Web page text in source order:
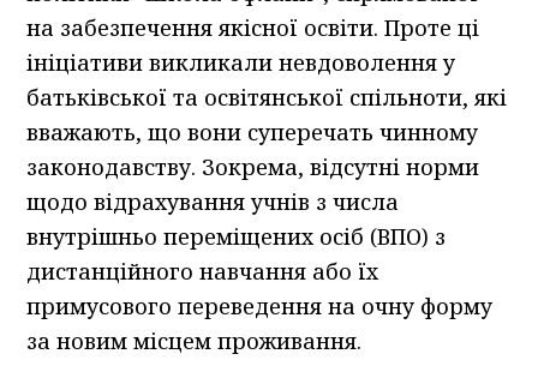
на забезпечення якісної освіти. Проте ці
ініціативи викликали невдоволення у
батьківської та освітянської спільноти, які
вважають, що вони суперечать чинному
законодавству. Зокрема, відсутні норми
щодо відрахування учнів з числа
внутрішньо переміщених осіб (ВПО) з
дистанційного навчання або їх
примусового переведення на очну форму
за новим місцем проживання.